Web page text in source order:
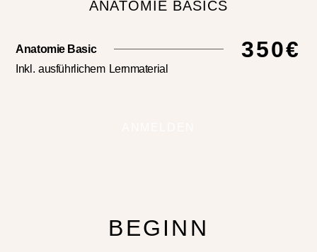
ANATOMIE BASICS
Anatomie Basic 350€
Inkl. ausführlichem Lernmaterial
BEGINN